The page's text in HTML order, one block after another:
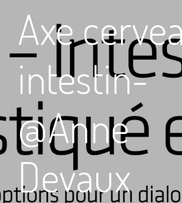
Axe
intestin-
@Anne
Devaux